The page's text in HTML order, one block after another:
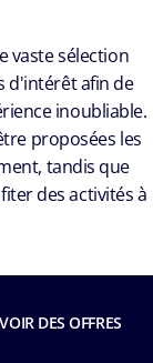
vaste sélection
d'intérêt afin de
inoubliable.
proposées les
tandis que
des activités à
DES OFFRES